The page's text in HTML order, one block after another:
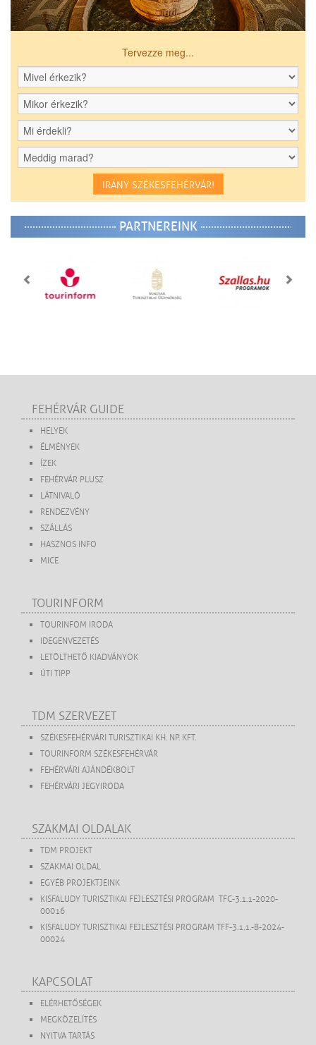
Tervezze meg...
IRÁNY SZÉKESFEHÉRVÁR!
PARTNEREINK
FEHÉRVÁR GUIDE
HELYEK
ÉLMÉNYEK
ÍZEK
FEHÉRVÁR PLUSZ
LÁTNIVALÓ
RENDEZVÉNY
SZÁLLÁS
HASZNOS INFO
MICE
TOURINFORM
TOURINFOM IRODA
IDEGENVEZETÉS
LETÖLTHETŐ KIADVÁNYOK
ÚTI TIPP
TDM SZERVEZET
SZÉKESFEHÉRVÁRI TURISZTIKAI KH. NP. KFT.
TOURINFORM SZÉKESFEHÉRVÁR
FEHÉRVÁRI AJÁNDÉKBOLT
FEHÉRVÁRI JEGYIRODA
SZAKMAI OLDALAK
TDM PROJEKT
SZAKMAI OLDAL
EGYÉB PROJEKTJEINK
KISFALUDY TURISZTIKAI FEJLESZTÉSI PROGRAM TFC-3.1.1-2020-
00016
KISFALUDY TURISZTIKAI FEJLESZTÉSI PROGRAM TFF-3.1.1.-B-2024-
00024
KAPCSOLAT
ELÉRHETŐSÉGEK
MEGKÖZELÍTÉS
NYITVA TARTÁS